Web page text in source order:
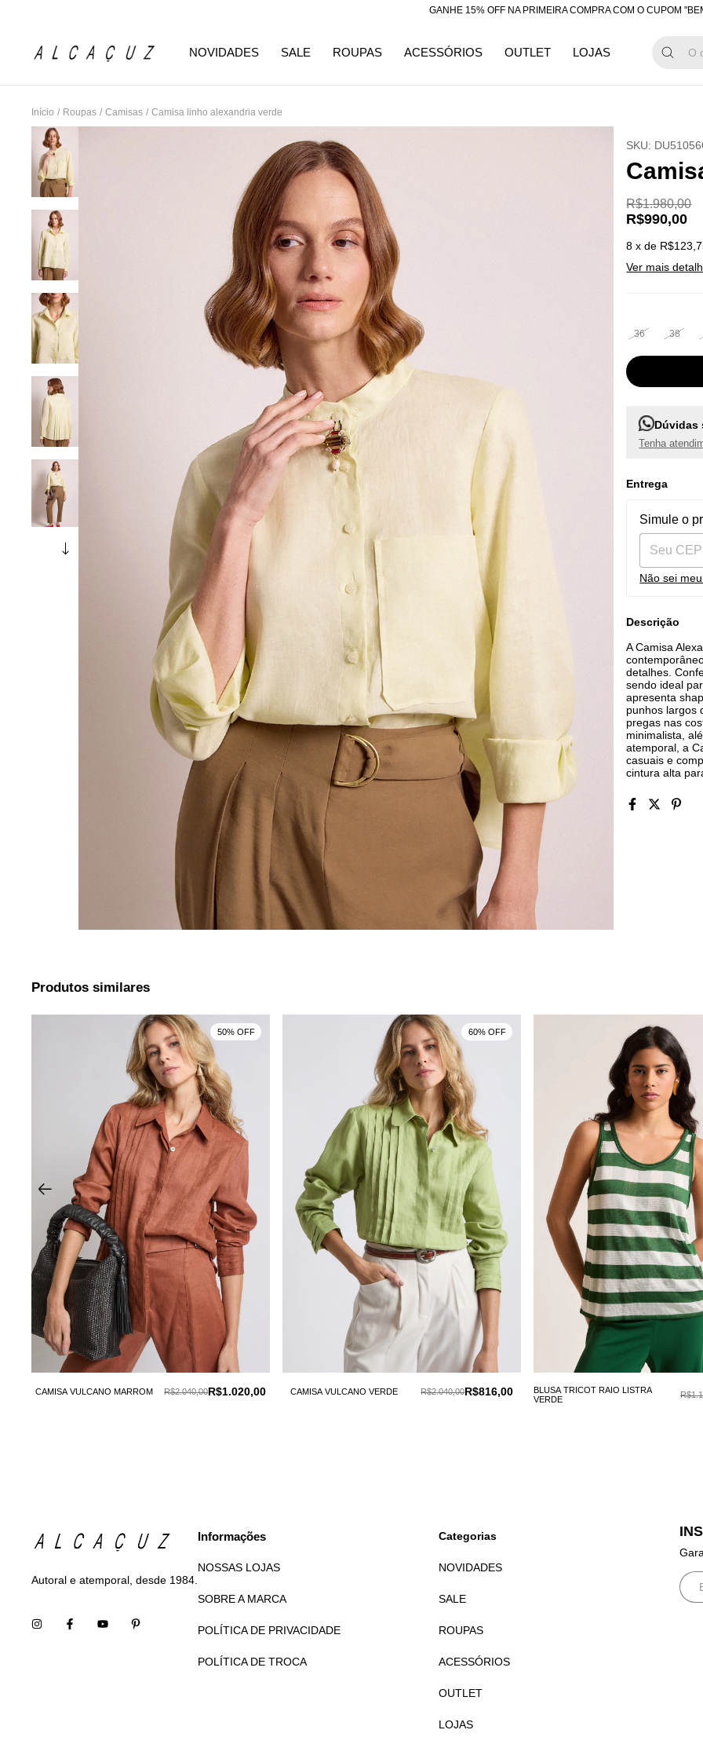
GANHE 15% OFF NA PRIMEIRA COMPRA COM O CUPOM "BEMVINDA"
NOVIDADES SALE ROUPAS ACESSÓRIOS OUTLET LOJAS
Início / Roupas / Camisas / Camisa linho alexandria verde
SKU:
R$1.980,00
R$990,00
8 x de
Ver mais
36 38
Dúvidas
Tenha
Entrega
Entregas
Simule o
Não sei
Descrição
A Camisa
detalhes.
sendo ideal
apresenta
punhos largos
pregas nas
minimalista,
atemporal, a
casuais e
cintura alta
Produtos similares
CAMISA VULCANO MARROM R$1.020,00
R$2.040,00
50% OFF
CAMISA VULCANO VERDE R$816,00
R$2.040,00
60% OFF
BLUSA TRICOT RAIO LISTRA
VERDE
Autoral e atemporal, desde 1984.
Informações
NOSSAS LOJAS
SOBRE A MARCA
POLÍTICA DE PRIVACIDADE
POLÍTICA DE TROCA
Categorias
NOVIDADES
SALE
ROUPAS
ACESSÓRIOS
OUTLET
LOJAS